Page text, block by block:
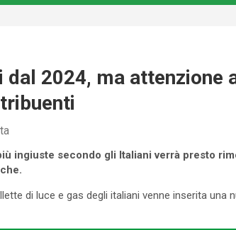
dal 2024, ma attenzione
ingiuste secondo gli Italiani verrà presto
di luce e gas degli italiani venne inserita una